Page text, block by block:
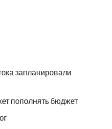
запланировали
пополнять бюджет